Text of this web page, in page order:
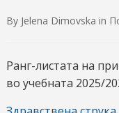
By Jelena Dimovska in
Ранг-листата на
во учебната 2025/